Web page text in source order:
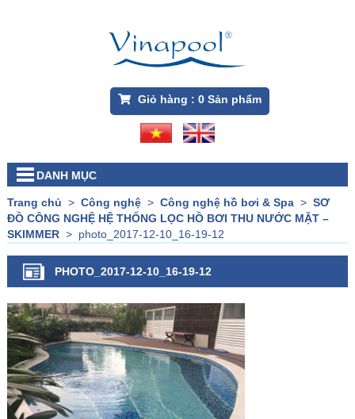
Giỏ hàng : 0Sản phẩm
DANH MỤC
Trang chủ > Công nghệ> Công nghệ hồ bơi & Spa> SƠ
ĐỒ CÔNG NGHỆ HỆ THỐNG LỌC HỒ BƠI THU NƯỚC MẶT –
SKIMMER> photo_2017-12-10_16-19-12
PHOTO_2017-12-10_16-19-12